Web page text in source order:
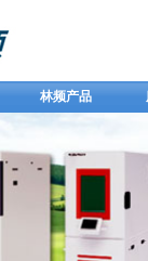
林频产品